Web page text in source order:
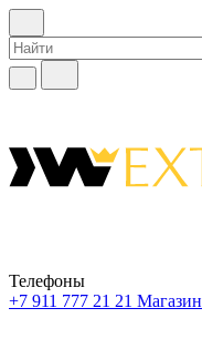
Телефоны
+7 911 777 21 21 Магазин